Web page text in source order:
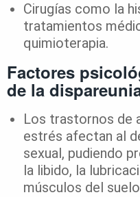
Cirugías como la
tratamientos
quimioterapia.
Factores
de la
Los trastornos de
estrés afectan al
sexual, pudiendo
la libido, la
músculos del